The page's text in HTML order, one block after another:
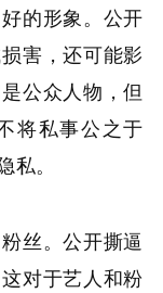
的形象。公开
害，还可能影
公众人物，但
将私事公之于
。
丝。公开撕逼
对于艺人和粉